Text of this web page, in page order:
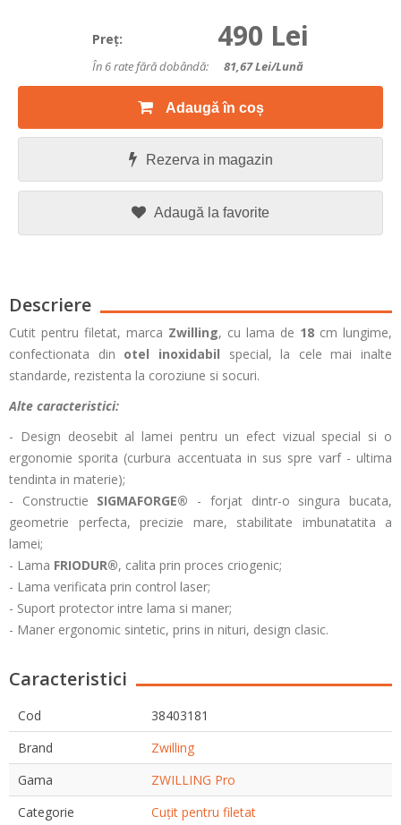
Preţ: 490 Lei
În 6 rate fără dobândă: 81,67Lei/lună
Adaugă în coș
Rezerva in magazin
Adaugă la favorite
Descriere
Cutit pentru filetat, marca Zwilling, cu lama de 18 cm lungime,
confectionata din otel inoxidabil special, la cele mai inalte
standarde, rezistenta la coroziune si socuri.
Alte caracteristici:
- Design deosebit al lamei pentru un efect vizual special si o
ergonomie sporita (curbura accentuata in sus spre varf - ultima
tendinta in materie);
- Constructie SIGMAFORGE® - forjat dintr-o singura bucata,
geometrie perfecta, precizie mare, stabilitate imbunatatita a
lamei;
- Lama FRIODUR®, calita prin proces criogenic;
- Lama verificata prin control laser;
- Suport protector intre lama si maner;
- Maner ergonomic sintetic, prins in nituri, design clasic.
Caracteristici
Cod
38403181
Brand
Zwilling
Gama
ZWILLING Pro
Categorie
Cuțit pentru filetat